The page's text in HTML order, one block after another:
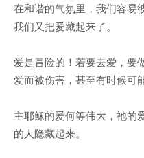
在和谐的气氛里，我们容易
我们又把爱藏起来了。
爱是冒险的！若要去爱，要
爱而被伤害，甚至有时候可
主耶稣的爱何等伟大，祂的
的人隐藏起来。